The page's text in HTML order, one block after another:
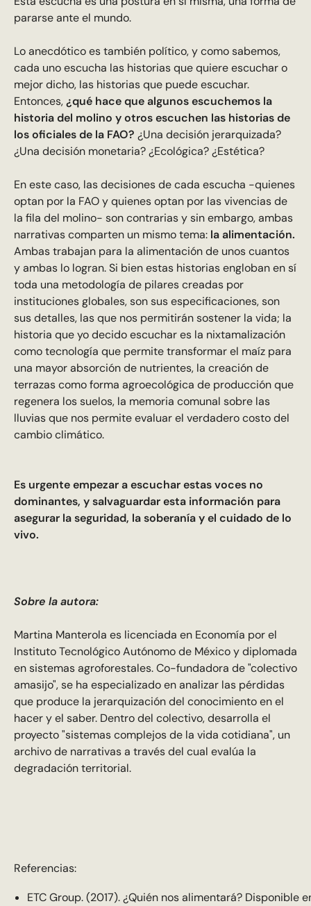
pararse ante el mundo.
Lo anecdótico es también político, y como sabemos,
cada uno escucha las historias que quiere escuchar o
mejor dicho, las historias que puede escuchar.
Entonces,¿qué hace que algunos escuchemos la
historia del molino y otros escuchen las historias de
los oficiales de la FAO? ¿Una decisión jerarquizada?
¿Una decisión monetaria? ¿Ecológica? ¿Estética?
En este caso, las decisiones de cada escucha -quienes
optan por la FAO y quienes optan por las vivencias de
la fila del molino- son contrarias y sin embargo, ambas
narrativas comparten un mismo tema: la alimentación.
Ambas trabajan para la alimentación de unos cuantos
y ambas lo logran. Si bien estas historias engloban en sí
toda una metodología de pilares creadas por
instituciones globales, son sus especificaciones, son
sus detalles, las que nos permitirán sostener la vida; la
historia que yo decido escuchar es la nixtamalización
como tecnología que permite transformar el maíz para
una mayor absorción de nutrientes, la creación de
terrazas como forma agroecológica de producción que
regenera los suelos, la memoria comunal sobre las
lluvias que nos permite evaluar el verdadero costo del
cambio climático.
Es urgente empezar a escuchar estas voces no
dominantes, y salvaguardar esta información para
asegurar la seguridad, la soberanía y el cuidado de lo
vivo.
Sobre la autora:
Martina Manterola es licenciada en Economía por el
Instituto Tecnológico Autónomo de México y diplomada
en sistemas agroforestales. Co-fundadora de "colectivo
amasijo", se ha especializado en analizar las pérdidas
que produce la jerarquización del conocimiento en el
hacer y el saber. Dentro del colectivo, desarrolla el
proyecto "sistemas complejos de la vida cotidiana", un
archivo de narrativas a través del cual evalúa la
degradación territorial.
Referencias:
ETC Group. (2017). ¿Quién nos alimentará? Disponible